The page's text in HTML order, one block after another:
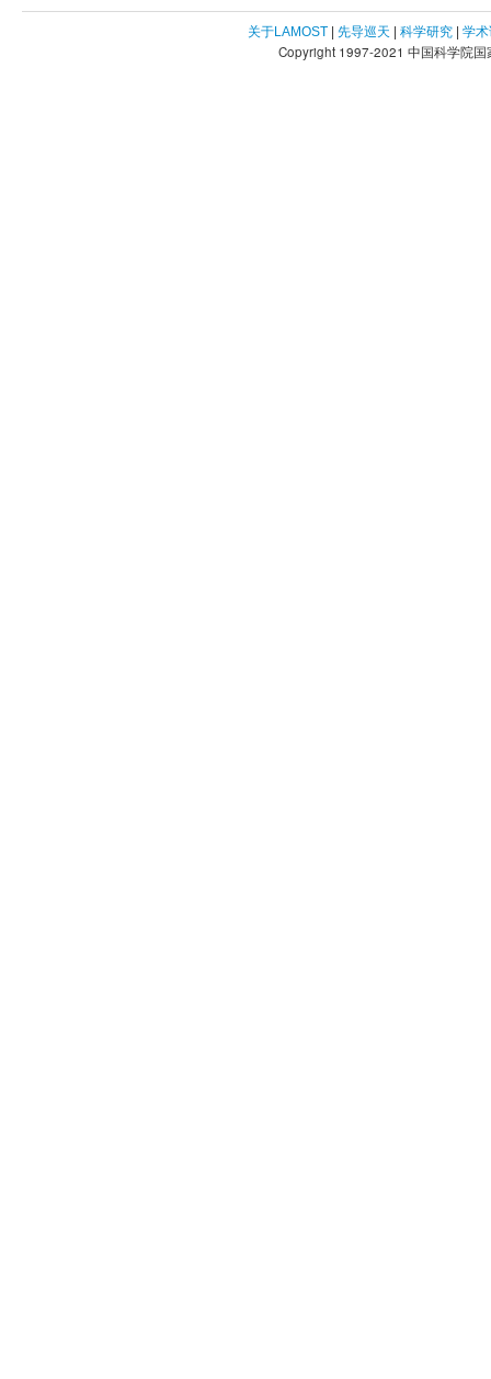
关于LAMOST| 先导巡天 | 科学研究| 学术
Copyright 1997-2021 中国科学院